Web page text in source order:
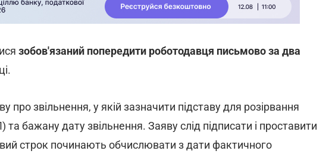
зобов'язаний попередити роботодавця письмово за два
про звільнення, у якій зазначити підставу для розірвання
бажану дату звільнення. Заяву слід підписати і проставити
строк починають обчислювати з дати фактичного